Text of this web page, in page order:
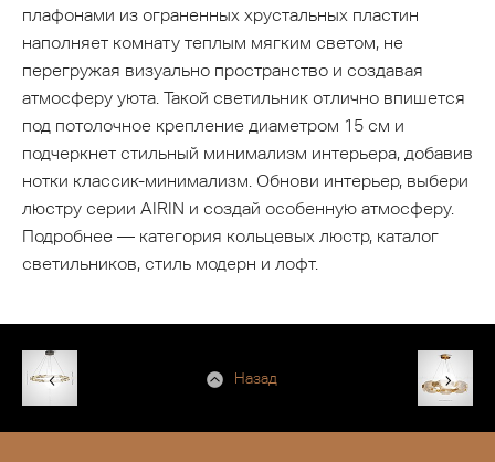
плафонами из ограненных хрустальных пластин
наполняет комнату теплым мягким светом, не
перегружая визуально пространство и создавая
атмосферу уюта. Такой светильник отлично впишется
под потолочное крепление диаметром 15 см и
подчеркнет стильный минимализм интерьера, добавив
нотки классик-минимализм. Обнови интерьер, выбери
люстру серии AIRIN и создай особенную атмосферу.
Подробнее — категория кольцевых люстр, каталог
светильников, стиль модерн и лофт.
Назад